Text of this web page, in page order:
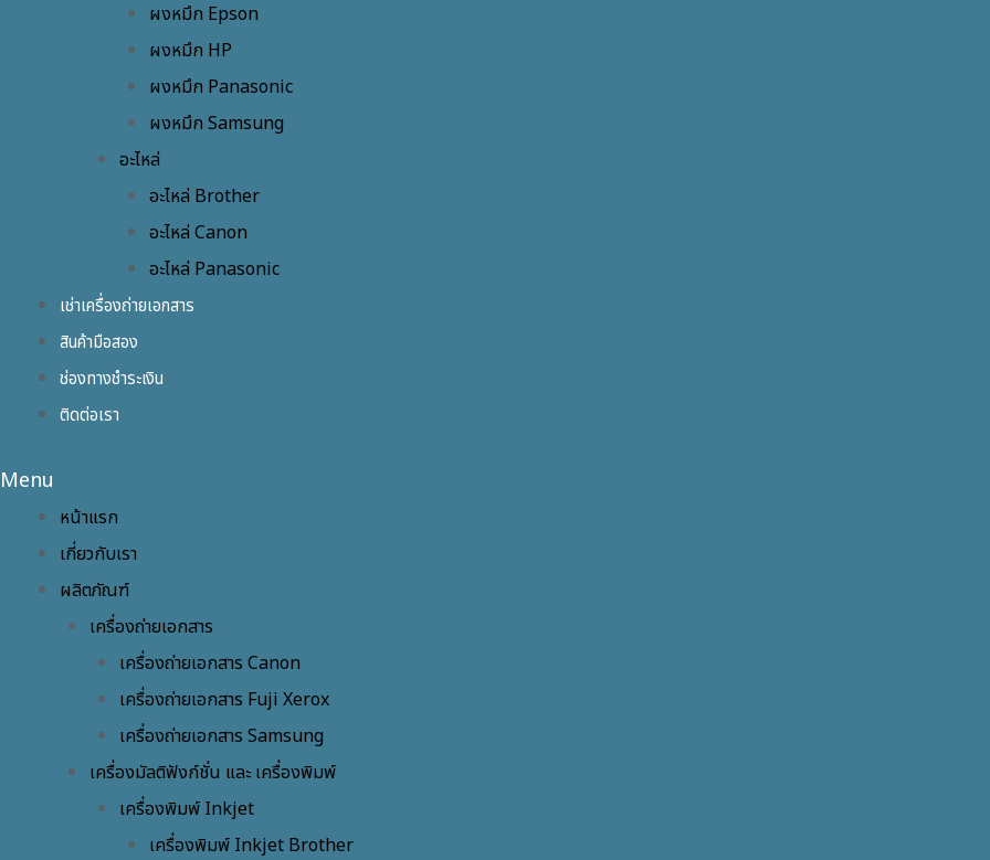
ผงหมึก Epson
ผงหมึก HP
ผงหมึก Panasonic
ผงหมึก Samsung
อะไหล่
อะไหล่ Brother
อะไหล่ Canon
อะไหล่ Panasonic
เช่าเครื่องถ่ายเอกสาร
สินค้ามือสอง
ช่องทางชำระเงิน
ติดต่อเรา
Menu
หน้าแรก
เกี่ยวกับเรา
ผลิตภัณฑ์
เครื่องถ่ายเอกสาร
เครื่องถ่ายเอกสาร Canon
เครื่องถ่ายเอกสาร Fuji Xerox
เครื่องถ่ายเอกสาร Samsung
เครื่องมัลติฟังก์ชั่น และ เครื่องพิมพ์
เครื่องพิมพ์ Inkjet
เครื่องพิมพ์ Inkjet Brother